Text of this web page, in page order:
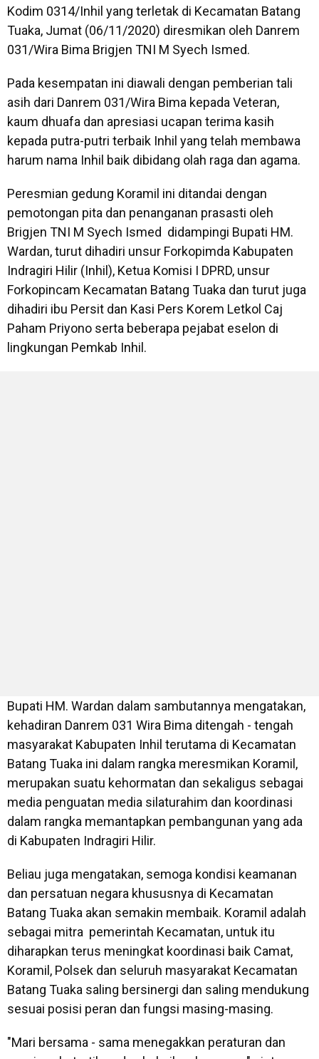
Kodim 0314/Inhil yang terletak di Kecamatan Batang
Tuaka, Jumat (06/11/2020) diresmikan oleh Danrem
031/Wira Bima Brigjen TNI M Syech Ismed.
Pada kesempatan ini diawali dengan pemberian tali
asih dari Danrem 031/Wira Bima kepada Veteran,
kaum dhuafa dan apresiasi ucapan terima kasih
kepada putra-putri terbaik Inhil yang telah membawa
harum nama Inhil baik dibidang olah raga dan agama.
Peresmian gedung Koramil ini ditandai dengan
pemotongan pita dan penanganan prasasti oleh
Brigjen TNI M Syech Ismed didampingi Bupati HM.
Wardan, turut dihadiri unsur Forkopimda Kabupaten
Indragiri Hilir (Inhil), Ketua Komisi I DPRD, unsur
Forkopincam Kecamatan Batang Tuaka dan turut juga
dihadiri ibu Persit dan Kasi Pers Korem Letkol Caj
Paham Priyono serta beberapa pejabat eselon di
lingkungan Pemkab Inhil.
Bupati HM. Wardan dalam sambutannya mengatakan,
kehadiran Danrem 031 Wira Bima ditengah - tengah
masyarakat Kabupaten Inhil terutama di Kecamatan
Batang Tuaka ini dalam rangka meresmikan Koramil,
merupakan suatu kehormatan dan sekaligus sebagai
media penguatan media silaturahim dan koordinasi
dalam rangka memantapkan pembangunan yang ada
di Kabupaten Indragiri Hilir.
Beliau juga mengatakan, semoga kondisi keamanan
dan persatuan negara khususnya di Kecamatan
Batang Tuaka akan semakin membaik. Koramil adalah
sebagai mitra pemerintah Kecamatan, untuk itu
diharapkan terus meningkat koordinasi baik Camat,
Koramil, Polsek dan seluruh masyarakat Kecamatan
Batang Tuaka saling bersinergi dan saling mendukung
sesuai posisi peran dan fungsi masing-masing.
"Mari bersama - sama menegakkan peraturan dan